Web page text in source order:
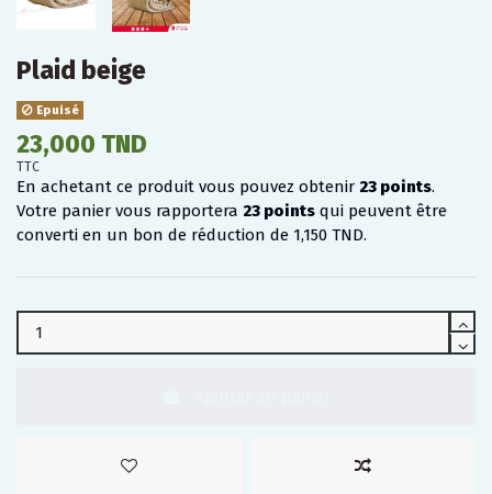
Plaid beige
Epuisé
23,000 TND
TTC
En achetant ce produit vous pouvez obtenir 23 points.
Votre panier vous rapportera 23 points qui peuvent être
converti en un bon de réduction de 1,150 TND.